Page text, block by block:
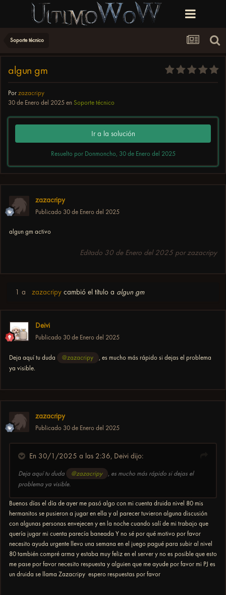
Soporte técnico
algun gm
Por zazacripy
30 de Enero del 2025 en Soporte técnico
Ir a la solución
Resuelto por Donmoncho, 30 de Enero del 2025
zazacripy
Publicado 30 de Enero del 2025
algun gm activo
Editado 30 de Enero del 2025por zazacripy
1 a zazacripy cambió el título a algun gm
Deivi
Publicado 30 de Enero del 2025
Deja aquí tu duda @zazacripy
, es mucho más rápido si dejas el problema
ya visible.
zazacripy
Publicado 30 de Enero del 2025
En 30/1/2025 a las 2:36, Deivi dijo:
Deja aquí tu duda @zazacripy
, es mucho más rápido si dejas el
problema ya visible.
Buenos días el día de ayer me pasó algo con mi cuenta druida nivel 80 mis
hermanitos se pusieron a jugar en ella y al parecer tuvieron alguna discusión
con algunas personas envejecen y en la noche cuando salí de mi trabajo que
quería jugar mi cuenta parecía baneada Y no sé por qué motivo por favor
necesito ayuda urgente llevo una semana en el juego pagué para subir al nivel
80 también compré arma y estaba muy feliz en el server y no es posible que esto
me pase por favor necesito respuesta y alguien que me ayude por favor mi PJ es
un druida se llama Zazacripy espero respuestas por favor